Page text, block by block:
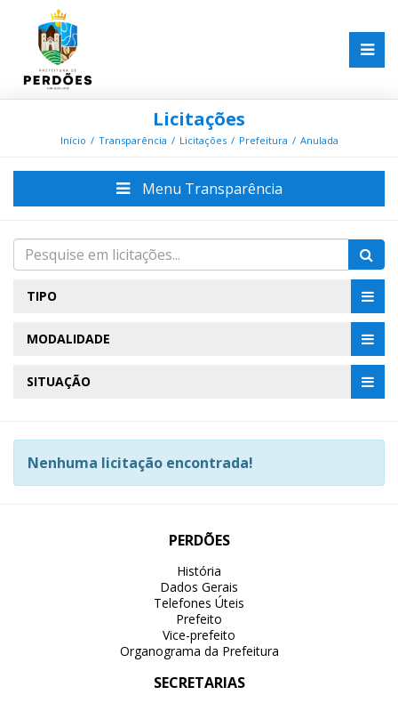
Licitações
Início Transparência Licitações Prefeitura Anulada
Menu Transparência
TIPO
MODALIDADE
SITUAÇÃO
Nenhuma licitação encontrada!
PERDÕES
História
Dados Gerais
Telefones Úteis
Prefeito
Vice-prefeito
Organograma da Prefeitura
SECRETARIAS